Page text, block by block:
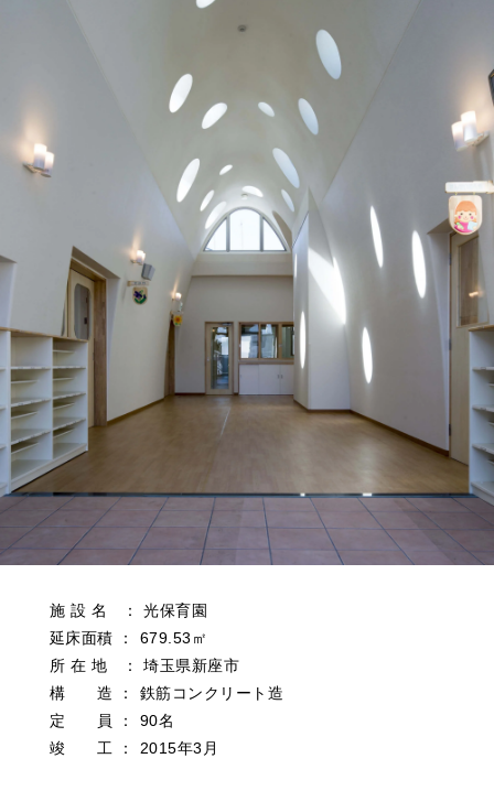
施 設 名 ： 光保育園
延床面積 ： 679.53㎡
所 在 地 ： 埼玉県新座市
構 造 ： 鉄筋コンクリート造
定 員 ： 90名
竣 工 ： 2015年3月